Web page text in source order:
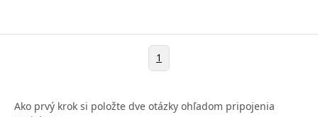
1
Ako prvý krok si položte dve otázky ohľadom pripojenia